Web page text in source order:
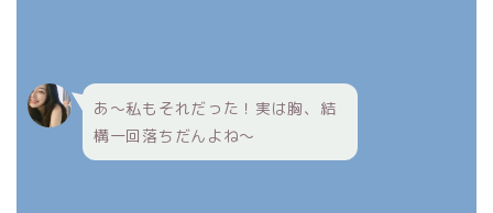
あ～私もそれだった！実は胸、結
構一回落ちだんよね～